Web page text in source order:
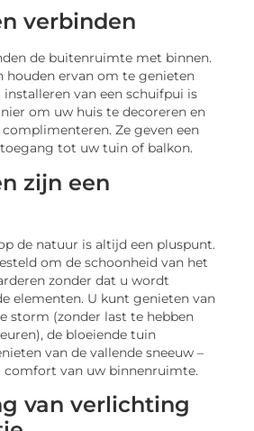
verbinden
de buitenruimte met binnen.
houden ervan om te genieten
installeren van een schuifpui is
om uw huis te decoreren en
Ze geven een
tot uw tuin of balkon.
zijn een
de natuur is altijd een pluspunt.
om de schoonheid van het
zonder dat u wordt
elementen. U kunt genieten van
storm (zonder last te hebben
de bloeiende tuin
van de vallende sneeuw –
comfort van uw binnenruimte.
van verlichting